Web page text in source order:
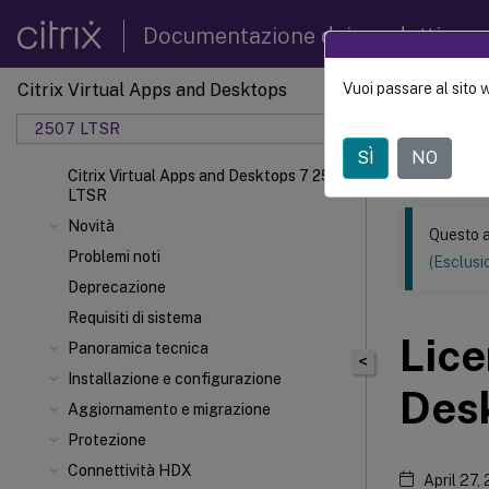
Documentazione dei prodotti
Citrix Virtual Apps and Desktops
2507 LTSR
Citrix Virtual Apps and Desktops 7 2507
LTSR
Novità
Problemi noti
Deprecazione
Requisiti di sistema
Panoramica tecnica
Installazione e configurazione
Aggiornamento e migrazione
Protezione
Connettività HDX
Questo
<
Questo
April 27,
Vuoi passare al sito
SÌ NO